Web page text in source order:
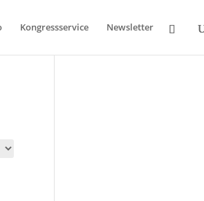
Kongressservice Newsletter